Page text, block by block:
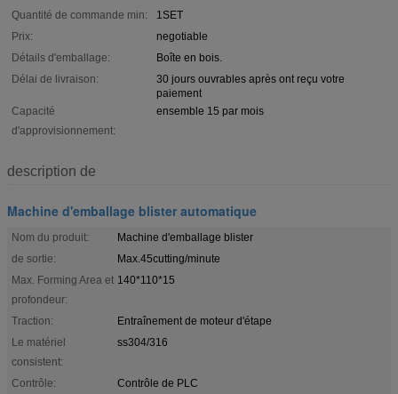
Quantité de commande min:
1SET
Prix:
negotiable
Détails d'emballage:
Boîte en bois.
Délai de livraison:
30 jours ouvrables après ont reçu votre
paiement
Capacité
d'approvisionnement:
ensemble 15 par mois
description de
Machine d'emballage blister automatique
Nom du produit:
Machine d'emballage blister
de sortie:
Max.45cutting/minute
Max. Forming Area et
profondeur:
140*110*15
Traction:
Entraînement de moteur d'étape
Le matériel
consistent:
ss304/316
Contrôle:
Contrôle de PLC